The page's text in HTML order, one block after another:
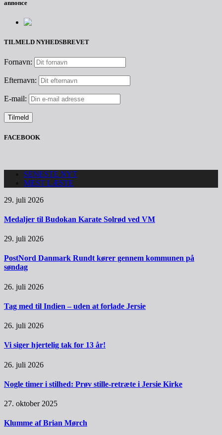
annonce
TILMELD NYHEDSBREVET
Fornavn:
Efternavn:
E-mail:
FACEBOOK
SENESTE NYT
MEST LÆSTE
29. juli 2026
Medaljer til Budokan Karate Solrød ved VM
29. juli 2026
PostNord Danmark Rundt kører gennem kommunen på
søndag
26. juli 2026
Tag med til Indien – uden at forlade Jersie
26. juli 2026
Vi siger hjertelig tak for 13 år!
26. juli 2026
Nogle timer i stilhed: Prøv stille-retræte i Jersie Kirke
27. oktober 2025
Klumme af Brian Mørch